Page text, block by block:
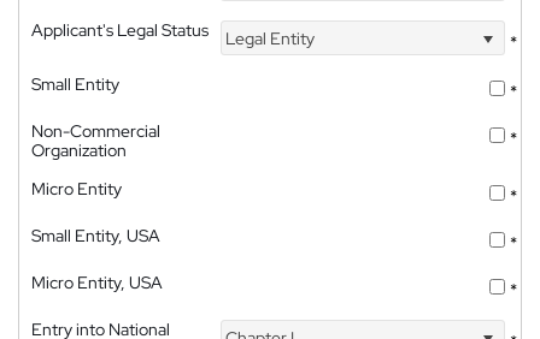
Applicant's Legal Status
Legal Entity
*
Small Entity
*
Non-Commercial
Organization
*
Micro Entity
*
Small Entity, USA
*
Micro Entity, USA
*
Entry into National